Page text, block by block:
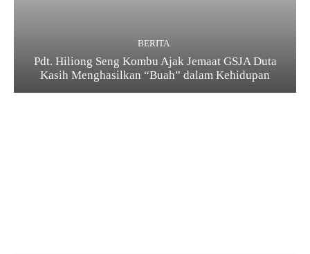
BERITA
Pdt. Hiliong Seng Kombu Ajak Jemaat GSJA Duta
Kasih Menghasilkan “Buah” dalam Kehidupan